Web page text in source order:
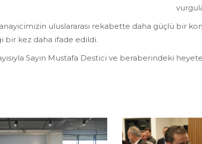
uluslararası rekabette daha güçlü bir
bir kez daha ifade edildi.
Sayın Mustafa Destici ve beraberindeki